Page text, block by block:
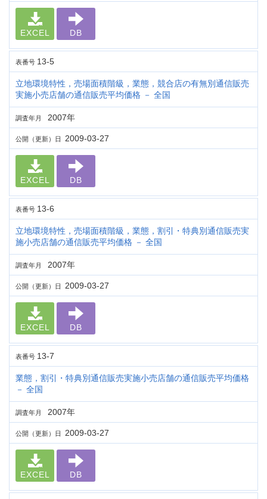
EXCEL DB
表番号 13-5
立地環境特性，売場面積階級，業態，競合店の有無別通信販売
実施小売店舗の通信販売平均価格 － 全国
調査年月 2007年
公開（更新）日 2009-03-27
EXCEL DB
表番号 13-6
立地環境特性，売場面積階級，業態，割引・特典別通信販売実
施小売店舗の通信販売平均価格 － 全国
調査年月 2007年
公開（更新）日 2009-03-27
EXCEL DB
表番号 13-7
業態，割引・特典別通信販売実施小売店舗の通信販売平均価格
－ 全国
調査年月 2007年
公開（更新）日 2009-03-27
EXCEL DB